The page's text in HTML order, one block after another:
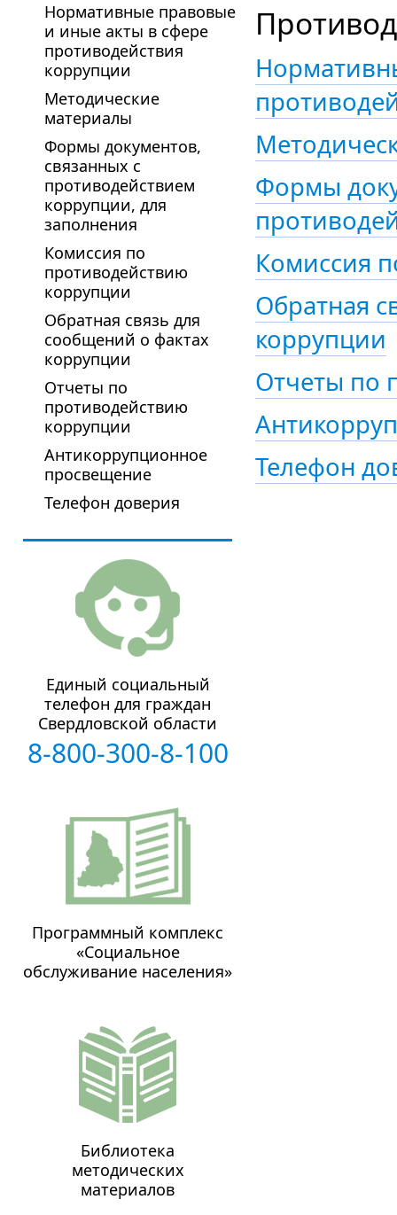
Формы
Комиссия
Обратная
коррупции
Отчеты по
Телефон
Нормативные правовые
и иные акты в сфере
противодействия
коррупции
Методические
материалы
Формы документов,
связанных с
противодействием
коррупции, для
заполнения
Комиссия по
противодействию
коррупции
Обратная связь для
сообщений о фактах
коррупции
Отчеты по
противодействию
коррупции
Антикоррупционное
просвещение
Телефон доверия
Единый социальный
телефон для граждан
Свердловской области
8-800-300-8-100
Программный комплекс
«Социальное
обслуживание населения»
Библиотека
методических
материалов